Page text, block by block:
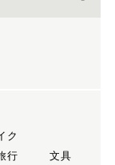
ク
行
文具